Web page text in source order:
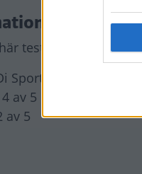
testet:
Sport Alfa Romeo
4 av 5
av 5